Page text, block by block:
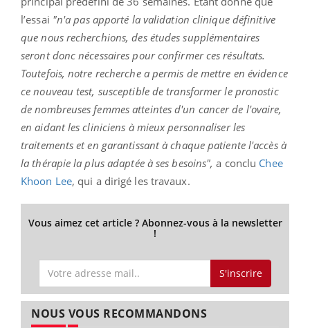
l’essai "n'a pas apporté la validation clinique définitive
que nous recherchions, des études supplémentaires
seront donc nécessaires pour confirmer ces résultats.
Toutefois, notre recherche a permis de mettre en évidence
ce nouveau test, susceptible de transformer le pronostic
de nombreuses femmes atteintes d'un cancer de l'ovaire,
en aidant les cliniciens à mieux personnaliser les
traitements et en garantissant à chaque patiente l'accès à
la thérapie la plus adaptée à ses besoins", a conclu Chee
Khoon Lee, qui a dirigé les travaux.
Vous aimez cet article ? Abonnez-vous à la newsletter
!
S'inscrire
NOUS VOUS RECOMMANDONS